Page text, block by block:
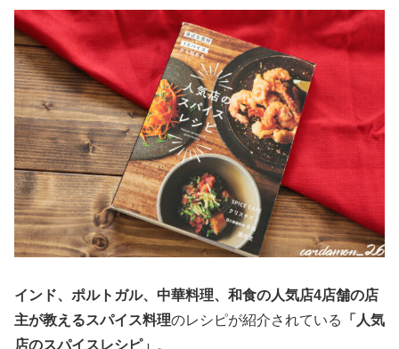
インド、ポルトガル、中華料理、和食の人気店4店舗の店
主が教えるスパイス料理のレシピが紹介されている
「人気
店のスパイスレシピ」
。